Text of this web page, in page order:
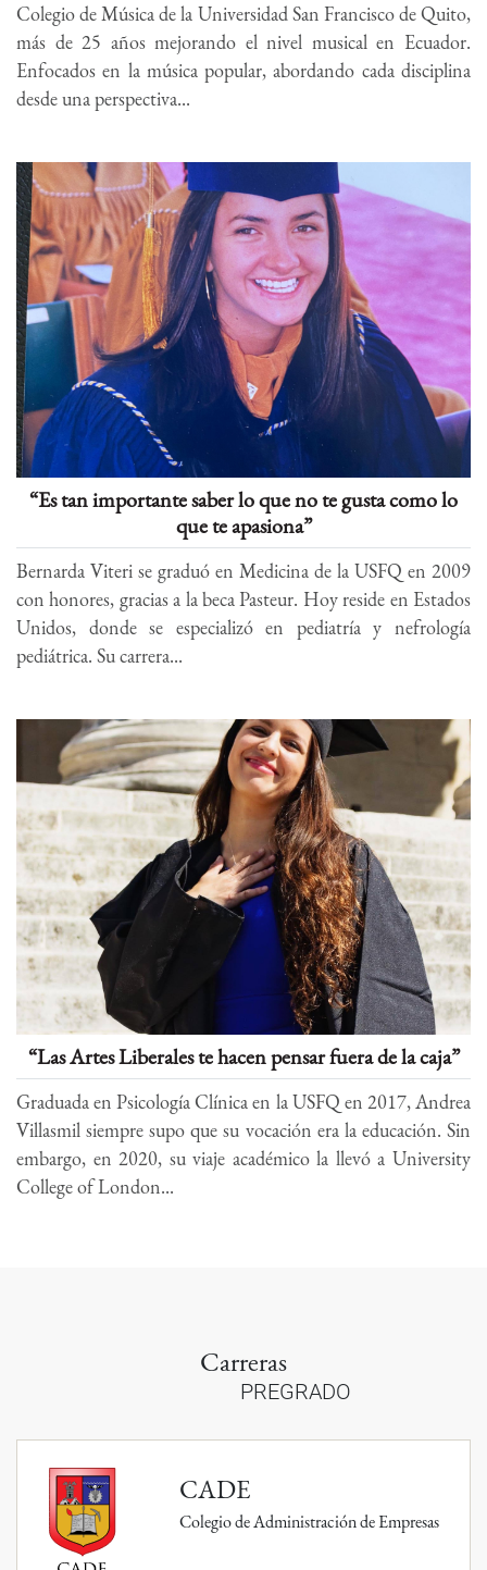
Colegio de Música de la Universidad San Francisco de Quito,
más de 25 años mejorando el nivel musical en Ecuador.
Enfocados en la música popular, abordando cada disciplina
desde una perspectiva...
“Es tan importante saber lo que no te gusta como lo
que te apasiona”
Bernarda Viteri se graduó en Medicina de la USFQ en 2009
con honores, gracias a la beca Pasteur. Hoy reside en Estados
Unidos, donde se especializó en pediatría y nefrología
pediátrica. Su carrera...
“Las Artes Liberales te hacen pensar fuera de la caja”
Graduada en Psicología Clínica en la USFQ en 2017, Andrea
Villasmil siempre supo que su vocación era la educación. Sin
embargo, en 2020, su viaje académico la llevó a University
College of London...
Carreras
PREGRADO
CADE
Colegio de Administración de Empresas